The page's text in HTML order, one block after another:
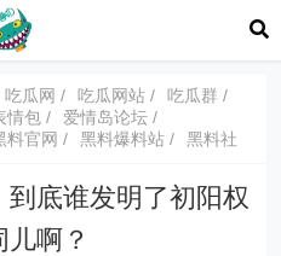
吃瓜网 吃瓜网站
吃瓜群
情包
爱情岛论坛
料官网 黑料爆料站 黑料社
到底谁发明了初阳权
啊？